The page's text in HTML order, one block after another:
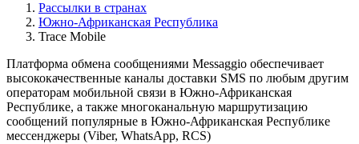
Рассылки в странах
Южно-Африканская Республика
Trace Mobile
Платформа обмена сообщениями Messaggio обеспечивает
высококачественные каналы доставки SMS по любым другим
операторам мобильной связи в Южно-Африканская
Республике, а также многоканальную маршрутизацию
сообщений популярные в Южно-Африканская Республике
мессенджеры (Viber, WhatsApp, RCS)